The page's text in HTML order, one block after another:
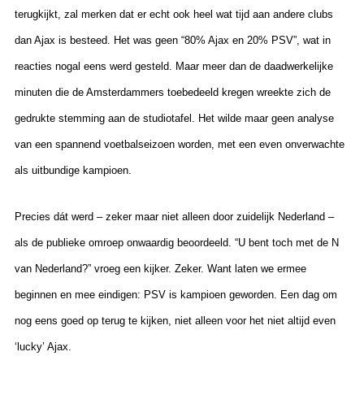
terugkijkt, zal merken dat er echt ook heel wat tijd aan andere clubs
dan Ajax is besteed. Het was geen “80% Ajax en 20% PSV”, wat in
reacties nogal eens werd gesteld. Maar meer dan de daadwerkelijke
minuten die de Amsterdammers toebedeeld kregen wreekte zich de
gedrukte stemming aan de studiotafel. Het wilde maar geen analyse
van een spannend voetbalseizoen worden, met een even onverwachte
als uitbundige kampioen.
Precies dát werd – zeker maar niet alleen door zuidelijk Nederland –
als de publieke omroep onwaardig beoordeeld. “U bent toch met de N
van Nederland?” vroeg een kijker. Zeker. Want laten we ermee
beginnen en mee eindigen: PSV is kampioen geworden. Een dag om
nog eens goed op terug te kijken, niet alleen voor het niet altijd even
‘lucky’ Ajax.